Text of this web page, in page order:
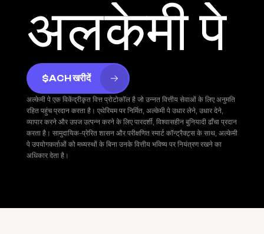
अलकेमी पे
$ACH खरीदें
अल्केमी पे एक विकेंद्रीकृत वित्त प्रोटोकॉल है जो उन्नत वित्तीय सेवाओं के लिए अनुमति
रहित पहुंच प्रदान करता है। एथेरियम पर निर्मित, अल्केमी पे उधार लेने, उधार देने,
व्यापार करने और उपज उत्पन्न करने के लिए पारदर्शी, विश्वासहीन बुनियादी ढाँचा प्रदान
करता है। सामुदायिक-प्रेरित शासन और परीक्षणित स्मार्ट कॉन्ट्रैक्ट्स के साथ, अल्केमी
पे उपयोगकर्ताओं को मध्यस्थों के बिना उनके वित्तीय भविष्य पर नियंत्रण रखने का
अधिकार देता है।